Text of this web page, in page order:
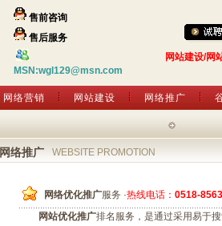
售前咨询
售后服务
MSN:wgl129@msn.com
网站建设/网
网络营销 网站建设 网络推广
网络推广 WEBSITE PROMOTION
网络优化推广服务 ·热线电话： 0518-
网站优化推广排名服务，是通过采用易于